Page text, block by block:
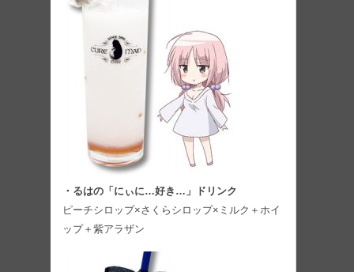
・るはの「にぃに…好き…」ドリンク
ピーチシロップ×さくらシロップ×ミルク＋ホイ
ップ＋紫アラザン